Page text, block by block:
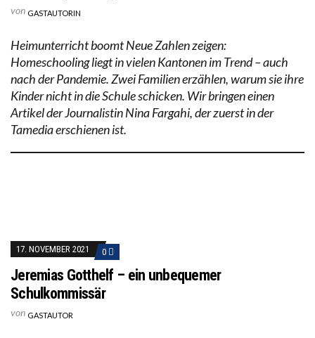
von GASTAUTORIN
Heimunterricht boomt Neue Zahlen zeigen:
Homeschooling liegt in vielen Kantonen im Trend – auch
nach der Pandemie. Zwei Familien erzählen, warum sie ihre
Kinder nicht in die Schule schicken. Wir bringen einen
Artikel der Journalistin Nina Fargahi, der zuerst in der
Tamedia erschienen ist.
17. NOVEMBER 2021 0
Jeremias Gotthelf – ein unbequemer
Schulkommissär
von GASTAUTOR